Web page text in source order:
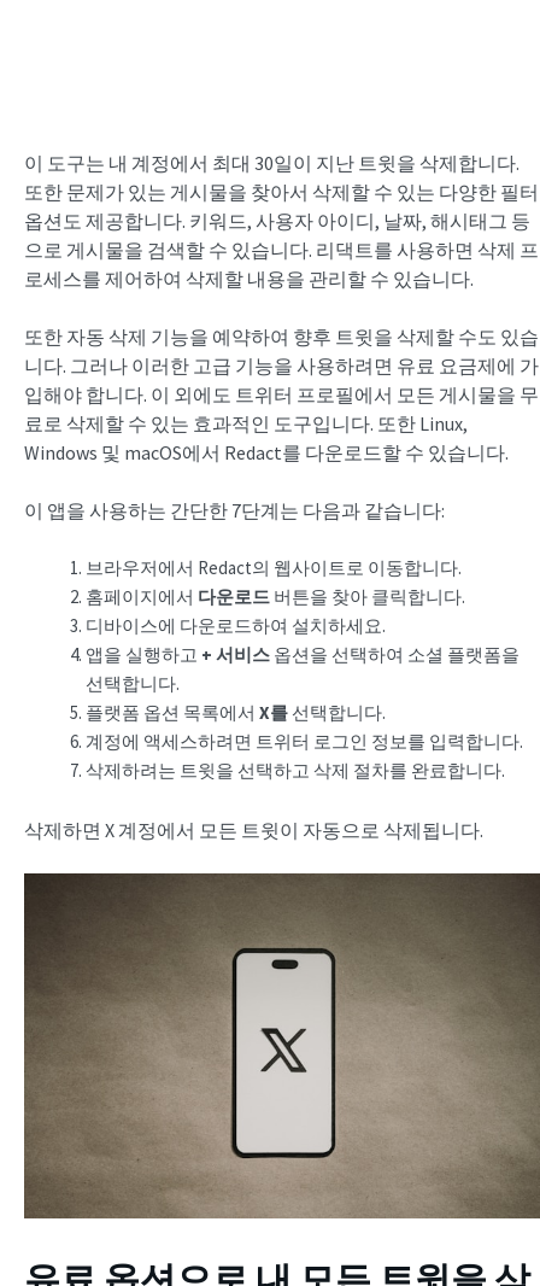
이 도구는 내 계정에서 최대 30일이 지난 트윗을 삭제합니다.
또한 문제가 있는 게시물을 찾아서 삭제할 수 있는 다양한 필터
옵션도 제공합니다. 키워드, 사용자 아이디, 날짜, 해시태그 등
으로 게시물을 검색할 수 있습니다. 리댁트를 사용하면 삭제 프
로세스를 제어하여 삭제할 내용을 관리할 수 있습니다.
또한 자동 삭제 기능을 예약하여 향후 트윗을 삭제할 수도 있습
니다. 그러나 이러한 고급 기능을 사용하려면 유료 요금제에 가
입해야 합니다. 이 외에도 트위터 프로필에서 모든 게시물을 무
료로 삭제할 수 있는 효과적인 도구입니다. 또한 Linux,
Windows 및 macOS에서 Redact를 다운로드할 수 있습니다.
이 앱을 사용하는 간단한 7단계는 다음과 같습니다:
브라우저에서 Redact의 웹사이트로 이동합니다.
홈페이지에서 다운로드 버튼을 찾아 클릭합니다.
디바이스에 다운로드하여 설치하세요.
앱을 실행하고 + 서비스 옵션을 선택하여 소셜 플랫폼을
선택합니다.
플랫폼 옵션 목록에서 X를 선택합니다.
계정에 액세스하려면 트위터 로그인 정보를 입력합니다.
삭제하려는 트윗을 선택하고 삭제 절차를 완료합니다.
삭제하면 X 계정에서 모든 트윗이 자동으로 삭제됩니다.